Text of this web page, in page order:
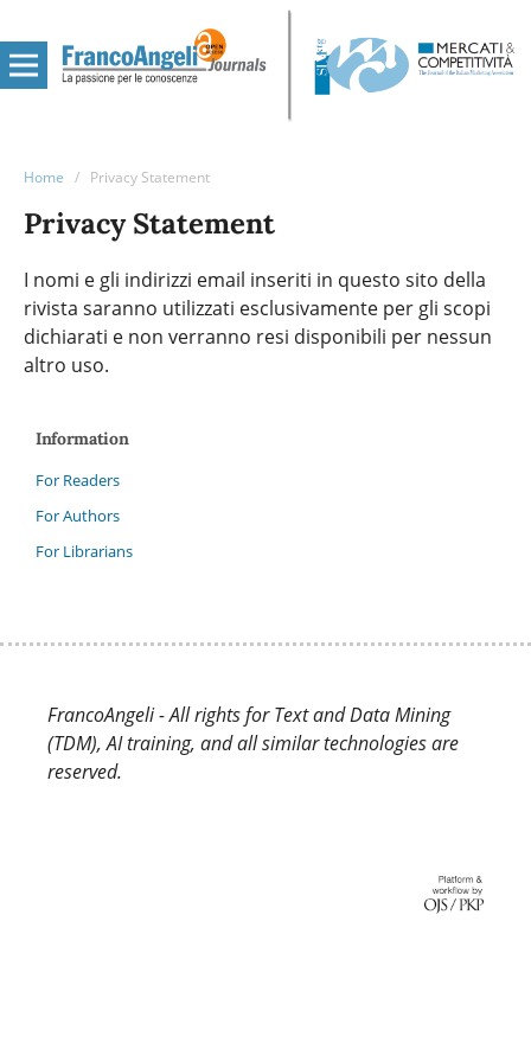
Home / Privacy Statement
Privacy Statement
I nomi e gli indirizzi email inseriti in questo sito della
rivista saranno utilizzati esclusivamente per gli scopi
dichiarati e non verranno resi disponibili per nessun
altro uso.
Information
For Readers
For Authors
For Librarians
FrancoAngeli - All rights for Text and Data Mining
(TDM), AI training, and all similar technologies are
reserved.